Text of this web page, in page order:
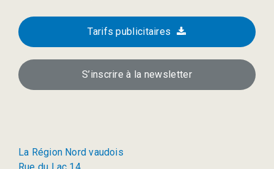
Tarifs publicitaires
S’inscrire à la newsletter
La Région Nord vaudois